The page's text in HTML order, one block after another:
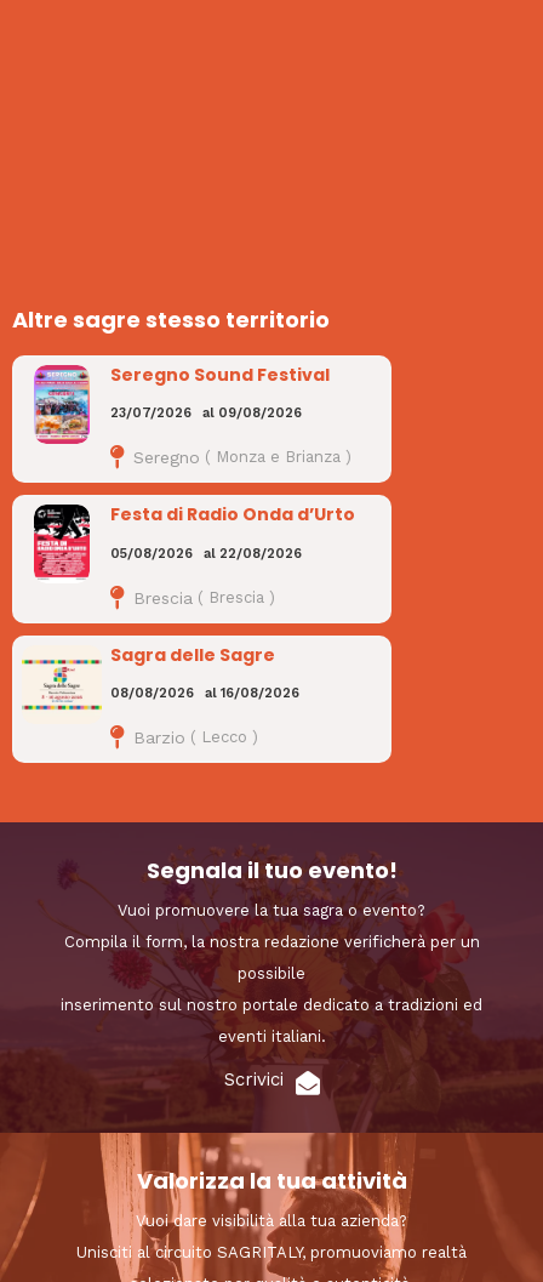
Altre sagre stesso territorio
Seregno Sound Festival
23/07/2026 al 09/08/2026
Seregno ( Monza e Brianza)
Festa di Radio Onda d’Urto
05/08/2026 al 22/08/2026
Brescia ( Brescia )
Sagra delle Sagre
08/08/2026 al 16/08/2026
Barzio ( Lecco )
Segnala il tuo evento!
Vuoi promuovere la tua sagra o evento?
Compila il form, la nostra redazione verificherà per un
possibile
inserimento sul nostro portale dedicato a tradizioni ed
eventi italiani.
Scrivici
Valorizza la tua attività
Vuoi dare visibilità alla tua azienda?
Unisciti al circuito SAGRITALY, promuoviamo realtà